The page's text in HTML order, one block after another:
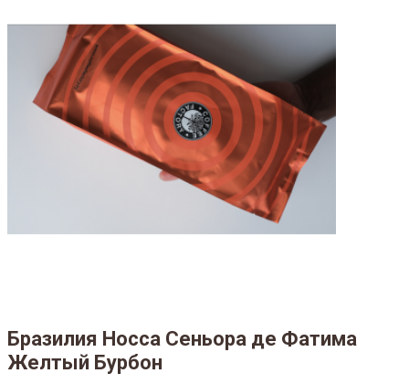
Бразилия Носса Сеньора де Фатима
Желтый Бурбон